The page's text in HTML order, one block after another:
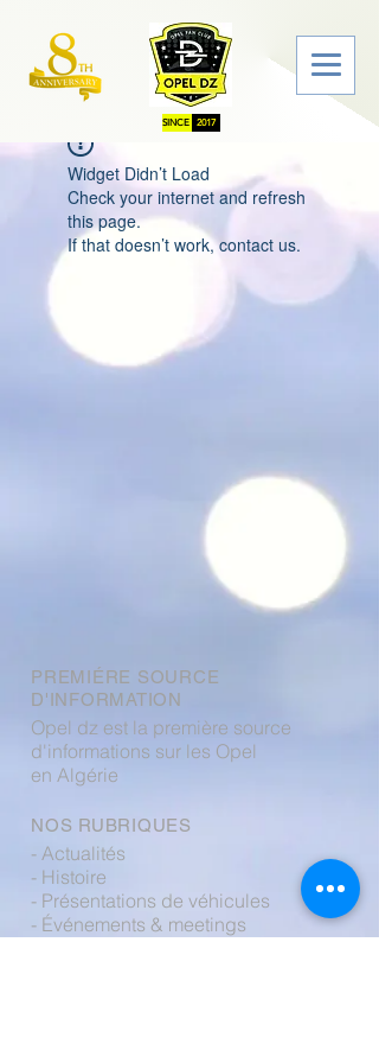
SINCE 2017
Widget Didn’t Load
Check your internet and refresh
this page.
If that doesn’t work, contact us.
PREMIÉRE SOURCE
D'INFORMATION
Opel dz est la première source
d'informations sur les Opel
en Algérie
NOS RUBRIQUES
- Actualités
- Histoire
- Présentations de véhicules
- Événements & meetings